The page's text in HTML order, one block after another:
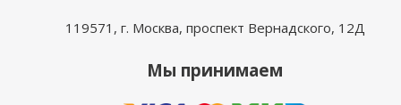
119571, г. Москва, проспект Вернадского, 12Д
Мы принимаем